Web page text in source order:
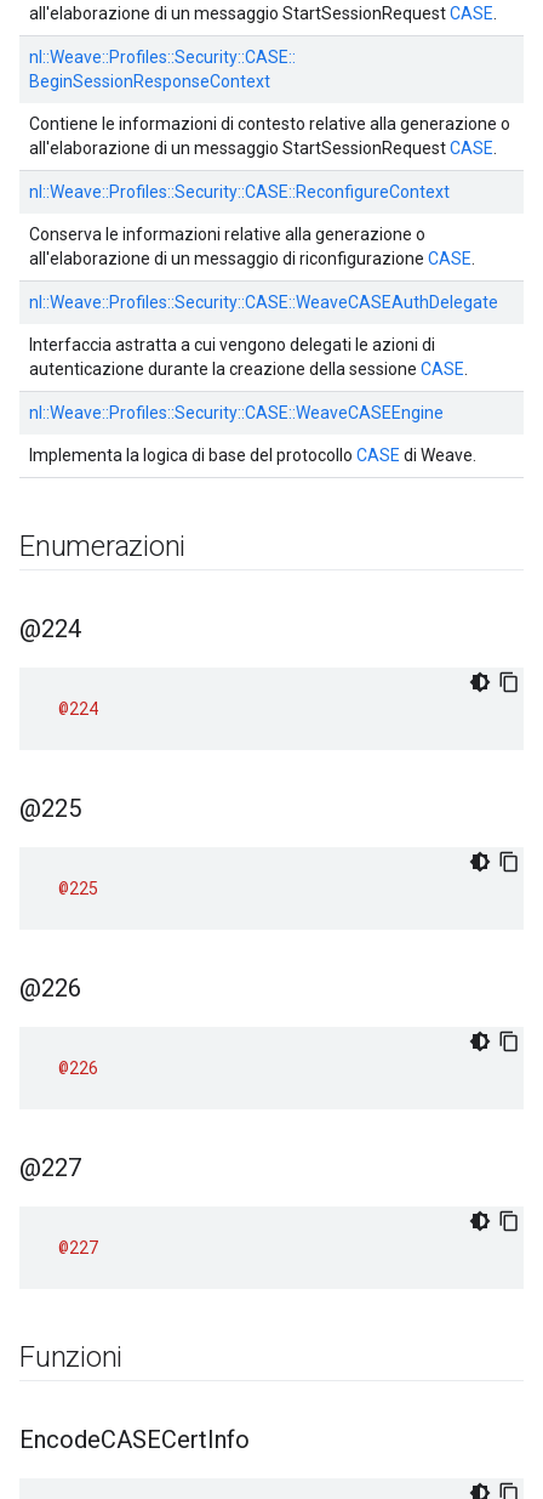
all'elaborazione di un messaggio StartSessionRequestCASE
nl::Weave::Profiles::Security::CASE::
BeginSessionResponseContext
Contiene le informazioni di contesto relative alla generazione o
all'elaborazione di un messaggio StartSessionRequestCASE
nl::Weave::Profiles::Security::CASE::ReconfigureContext
Conserva le informazioni relative alla generazione o
all'elaborazione di un messaggio di riconfigurazione CASE
nl::Weave::Profiles::Security::CASE::WeaveCASEAuthDelegate
Interfaccia astratta a cui vengono delegati le azioni di
autenticazione durante la creazione della sessione CASE
nl::Weave::Profiles::Security::CASE::WeaveCASEEngine
Implementa la logica di base del protocollo CASE di Weave.
Enumerazioni
@224
@224
@225
@225
@226
@226
@227
@227
Funzioni
EncodeCASECertInfo